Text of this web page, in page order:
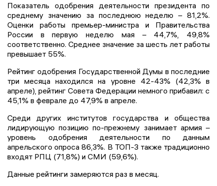
Показатель одобрения деятельности президента по
среднему значению за последнюю неделю – 81,2%.
Оценки работы премьер-министра и Правительства
России в первую неделю мая – 44,7%, 49,8%
соответственно. Среднее значение за шесть лет работы
превышает 55%.
Рейтинг одобрения Государственной Думы в последние
три месяца находился на уровне 42-43% (42,3% в
апреле), рейтинг Совета Федерации немного прибавил: с
45,1% в феврале до 47,9% в апреле.
Среди других институтов государства и общества
лидирующую позицию по-прежнему занимает армия –
уровень одобрения деятельности по данным
апрельского опроса 86,3%. В ТОП-3 также традиционно
входят РПЦ (71,8%) и СМИ (59,6%).
Данные рейтинги замеряются раз в месяц.